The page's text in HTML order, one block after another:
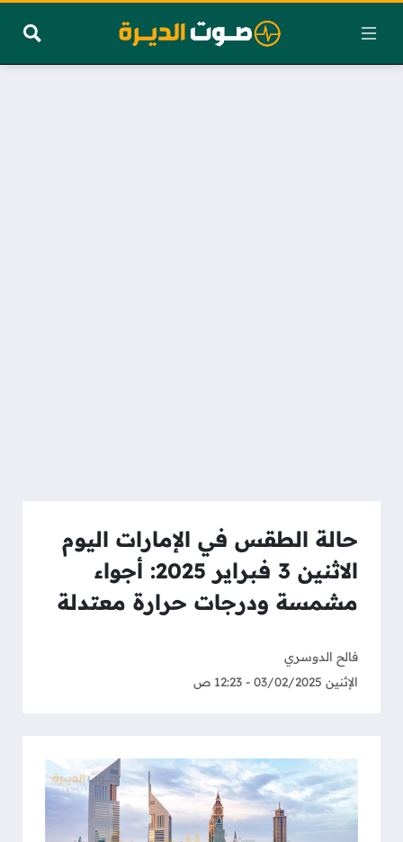
حالة الطقس في الإمارات اليوم
الاثنين 3 فبراير 2025: أجواء
مشمسة ودرجات حرارة معتدلة
فالح الدوسري
الإثنين 03/02/2025 - 12:23 ص